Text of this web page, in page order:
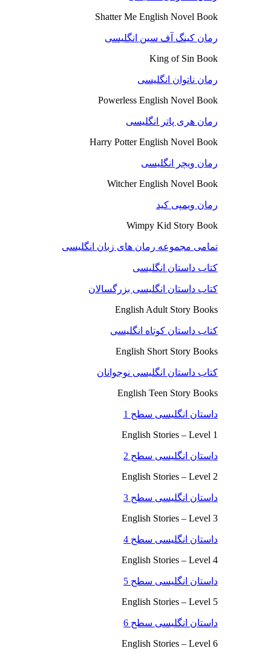
Shatter Me English Novel Book
رمان کینگ آف سین انگلیسی
King of Sin Book
رمان ناتوان انگلیسی
Powerless English Novel Book
رمان هری پاتر انگلیسی
Harry Potter English Novel Book
رمان ویچر انگلیسی
Witcher English Novel Book
رمان ویمپی کید
Wimpy Kid Story Book
تمامی مجموعه رمان های زبان انگلیسی
کتاب داستان انگلیسی
کتاب داستان انگلیسی بزرگسالان
English Adult Story Books
کتاب داستان کوتاه انگلیسی
English Short Story Books
کتاب داستان انگلیسی نوجوانان
English Teen Story Books
داستان انگلیسی سطح 1
English Stories – Level 1
داستان انگلیسی سطح 2
English Stories – Level 2
داستان انگلیسی سطح 3
English Stories – Level 3
داستان انگلیسی سطح 4
English Stories – Level 4
داستان انگلیسی سطح 5
English Stories – Level 5
داستان انگلیسی سطح 6
English Stories – Level 6